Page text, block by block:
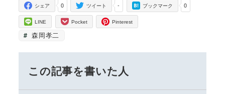
0
シェア -
ツイート 0
ブックマーク
LINE Pocket Pinterest
森岡孝二
この記事を書いた人